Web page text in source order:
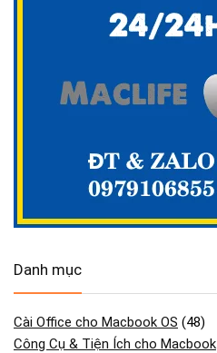
Danh mục
Cài Office cho Macbook OS (48)
Công Cụ & Tiện Ích cho Macbook